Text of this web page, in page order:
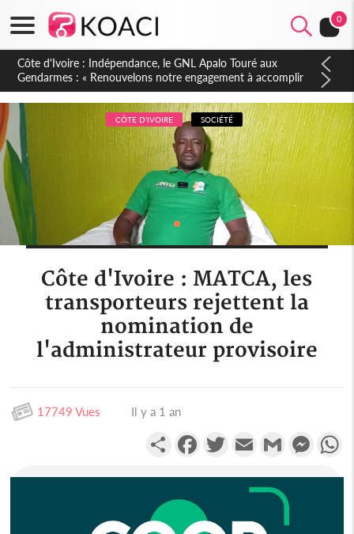
0
Sierra Leone : Un projet de réforme constitutionnelle en
gestation, points clés des amendements, un exclu d'avance
CÔTE D'IVOIRE SOCIÉTÉ
Côte d'Ivoire : MATCA, les
transporteurs rejettent la
nomination de
l'administrateur provisoire
17749 Vues Il y a 1 an
PartagerFacebookTwitterEmail Gmail